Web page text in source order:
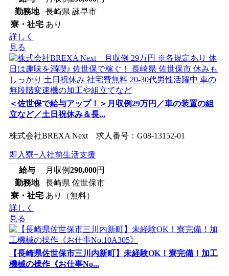
勤務地
長崎県 諫早市
寮・社宅 あり
詳しく
見る
＜佐世保で給与アップ！＞月収例29万円／車の装置の組
立など／土日祝休み＆長...
株式会社BREXA Next 求人番号：G08-13152-01
即入寮+入社前生活支援
給与
月収例290,000円
勤務地
長崎県 佐世保市
寮・社宅 あり（無料）
詳しく
見る
【長崎県佐世保市三川内新町】未経験OK！寮完備！加工
機械の操作《お仕事No...